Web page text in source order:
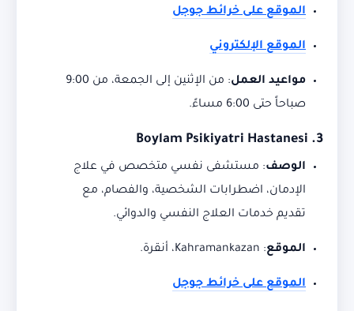
الموقع على خرائط جوجل
الموقع الإلكتروني
مواعيد العمل:
من الإثنين إلى الجمعة، من 9:00
صباحاً حتى 6:00 مساءً.
3. Boylam Psikiyatri Hastanesi
الوصف: مستشفى نفسي متخصص في علاج
الإدمان، اضطرابات الشخصية، والفصام، مع
تقديم خدمات العلاج النفسي والدوائي.
الموقع: Kahramankazan، أنقرة.
الموقع على خرائط جوجل